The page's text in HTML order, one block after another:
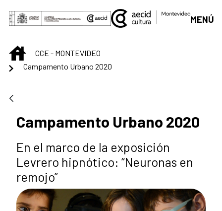
Saltar al contenido principal
MENÚ
INICIOCCE - MONTEVIDEO
Campamento Urbano 2020
Campamento Urbano 2020
En el marco de la exposición
Levrero hipnótico: “Neuronas en
remojo”